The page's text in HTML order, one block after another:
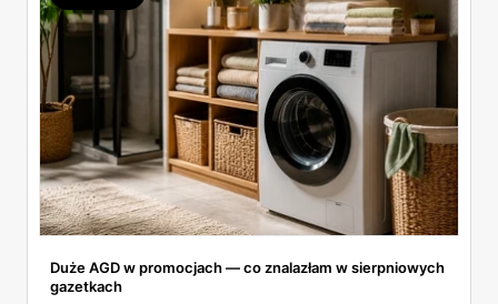
Duże AGD w promocjach — co znalazłam w sierpniowych
gazetkach